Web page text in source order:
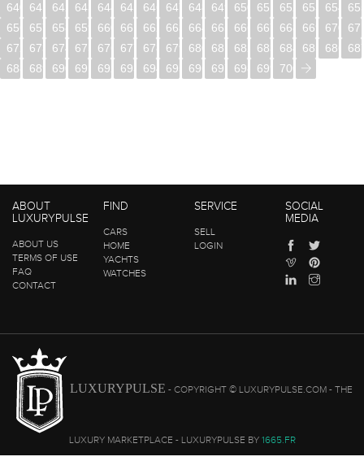
640
641 642 643 644 645 646 647 648 649 650 651 652 653 654
656
657 658 659 660 661 662 663 664 665 666 667 668 669 670
672
673 674 675 676 677 678 679 680 681 682 683 684 685 686
688
689 690 691 692 693 694 695 696 697 698 699 700
ABOUT
LUXURYPULSE
ABOUT US
TERMS OF USE
FAQ
CONTACT
FIND
CARS
HOME
YACHTS
WATCHES
SERVICE
SELL
LOGIN
SOCIAL
MEDIA
LUXURYPULSE - COPYRIGHT © LUXURYPULSE.COM - THE
LUXURY MARKETPLACE - LUXURYPULSE BY 1665.FR